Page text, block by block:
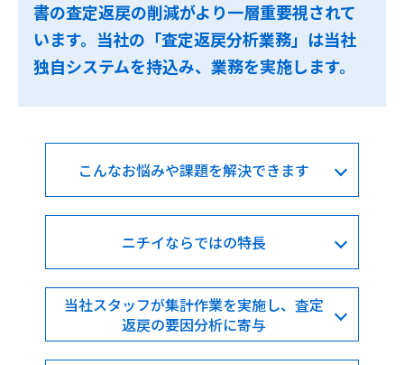
書の査定返戻の削減がより一層重要視されて
います。当社の「査定返戻分析業務」は当社
独自システムを持込み、業務を実施します。
こんなお悩みや課題を解決できます
ニチイならではの特長
当社スタッフが集計作業を実施し、査定
返戻の要因分析に寄与